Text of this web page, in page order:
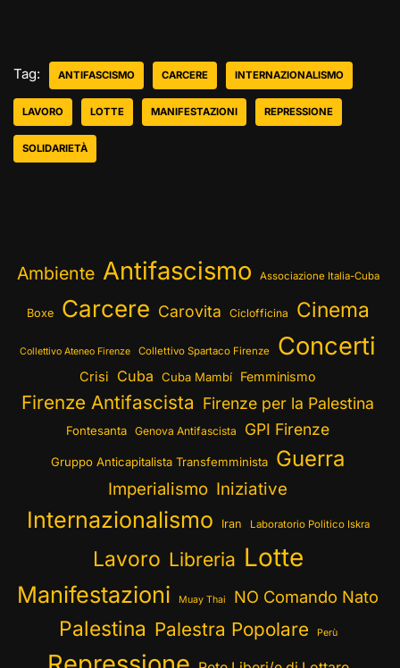
Tag: ANTIFASCISMO CARCERE INTERNAZIONALISMO
LAVORO LOTTE MANIFESTAZIONI REPRESSIONE
SOLIDARIETÀ
Ambiente Antifascismo Associazione Italia-Cuba
Boxe Carcere Carovita Ciclofficina Cinema
Collettivo Ateneo Firenze Collettivo Spartaco Firenze Concerti
Crisi Cuba Cuba Mambí Femminismo
Firenze Antifascista Firenze per la Palestina
Fontesanta Genova Antifascista GPI Firenze
Gruppo Anticapitalista Transfemminista Guerra
Imperialismo Iniziative
Internazionalismo Iran Laboratorio Politico Iskra
Lavoro Libreria Lotte
Manifestazioni Muay Thai NO Comando Nato
Palestina Palestra Popolare Perù